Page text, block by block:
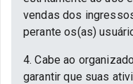
vendas dos
perante os(as)
4. Cabe ao
garantir que suas